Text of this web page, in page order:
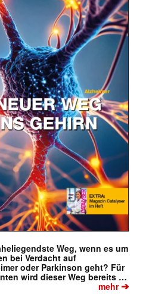
Weg, wenn es um
bei Verdacht auf
oder Parkinson geht? Für
wird dieser Weg bereits …
mehr➔